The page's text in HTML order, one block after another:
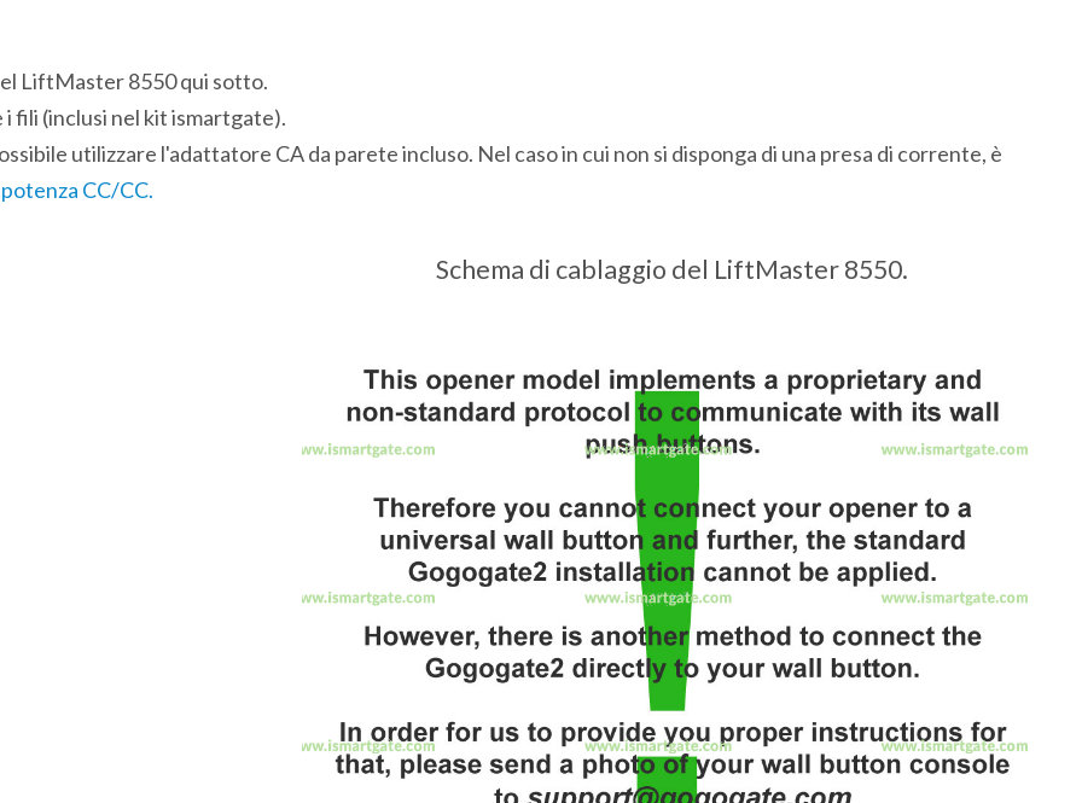
LiftMaster 8550 qui sotto.
fili (inclusi nel kit ismartgate).
utilizzare l'adattatore CA da parete incluso. Nel caso in cui non si disponga di una presa di corrente, è
CC/CC.
Schema di cablaggio del LiftMaster 8550.